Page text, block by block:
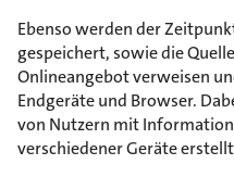
Ebenso werden der
gespeichert, sowie die
Onlineangebot verweisen
Endgeräte und Browser.
von Nutzern mit
verschiedener Geräte